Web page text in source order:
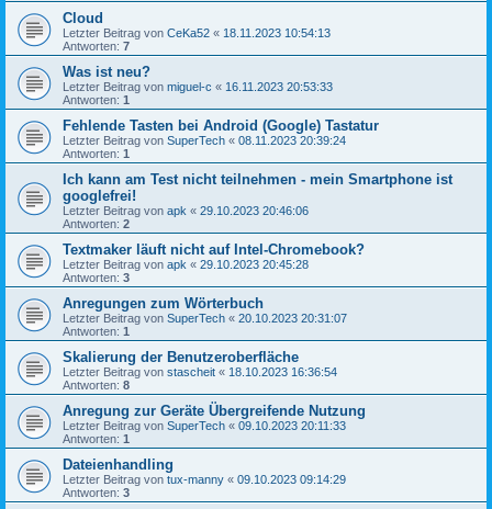
Cloud
Letzter Beitrag von CeKa52 « 18.11.2023 10:54:13
Antworten: 7
Was ist neu?
Letzter Beitrag von miguel-c « 16.11.2023 20:53:33
Antworten: 1
Fehlende Tasten bei Android (Google) Tastatur
Letzter Beitrag von SuperTech « 08.11.2023 20:39:24
Antworten: 1
Ich kann am Test nicht teilnehmen - mein Smartphone ist
googlefrei!
Letzter Beitrag von apk « 29.10.2023 20:46:06
Antworten: 2
Textmaker läuft nicht auf Intel-Chromebook?
Letzter Beitrag von apk « 29.10.2023 20:45:28
Antworten: 3
Anregungen zum Wörterbuch
Letzter Beitrag von SuperTech « 20.10.2023 20:31:07
Antworten: 1
Skalierung der Benutzeroberfläche
Letzter Beitrag von stascheit « 18.10.2023 16:36:54
Antworten: 8
Anregung zur Geräte Übergreifende Nutzung
Letzter Beitrag von SuperTech « 09.10.2023 20:11:33
Antworten: 1
Dateienhandling
Letzter Beitrag von tux-manny « 09.10.2023 09:14:29
Antworten: 3